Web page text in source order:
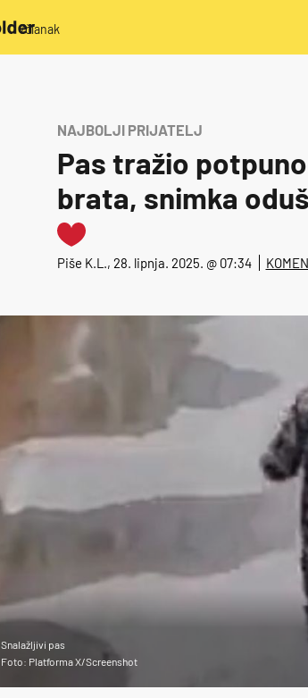
/članak
NAJBOLJI PRIJATELJ
Pas tražio
brata, snimka
Piše K.L., 28. lipnja. 2025. @ 07:34
Snalažljivi pas
Foto: Platforma X/Screenshot